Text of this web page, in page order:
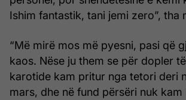
Ishim fantastik, tani jemi zero”, tha
“Më mirë mos më pyesni, pasi që
kaos. Nëse ju them se për dopler
karotide kam pritur nga tetori deri
mars, dhe në fund përsëri nuk kam